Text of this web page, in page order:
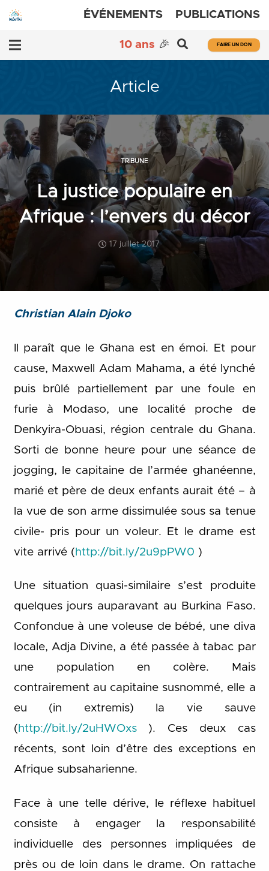
ÉVÉNEMENTS PUBLICATIONS
10 ans 🎉 FAIRE UN DON
Article
La justice populaire en
Afrique : l’envers du décor
17 juillet 2017
TRIBUNE
Christian Alain Djoko
Il paraît que le Ghana est en émoi. Et pour
cause, Maxwell Adam Mahama, a été lynché
puis brûlé partiellement par une foule en
furie à Modaso, une localité proche de
Denkyira-Obuasi, région centrale du Ghana.
Sorti de bonne heure pour une séance de
jogging, le capitaine de l’armée ghanéenne,
marié et père de deux enfants aurait été – à
la vue de son arme dissimulée sous sa tenue
civile- pris pour un voleur. Et le drame est
vite arrivé (http://bit.ly/2u9pPW0 )
Une situation quasi-similaire s’est produite
quelques jours auparavant au Burkina Faso.
Confondue à une voleuse de bébé, une diva
locale, Adja Divine, a été passée à tabac par
une population en colère. Mais
contrairement au capitaine susnommé, elle a
eu (in extremis) la vie sauve
(http://bit.ly/2uHWOxs). Ces deux cas
récents, sont loin d’être des exceptions en
Afrique subsaharienne.
Face à une telle dérive, le réflexe habituel
consiste à engager la responsabilité
individuelle des personnes impliquées de
près ou de loin dans le drame. On rattache